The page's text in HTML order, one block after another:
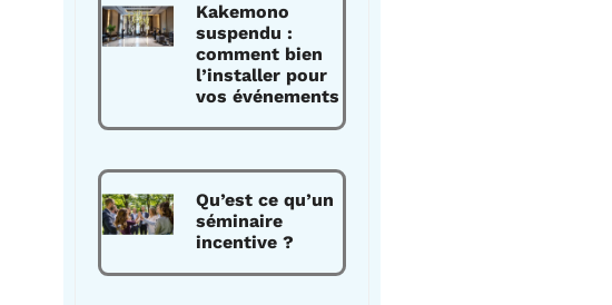
Kakemono
suspendu :
comment bien
l’installer pour
vos événements
Qu’est ce qu’un
séminaire
incentive ?